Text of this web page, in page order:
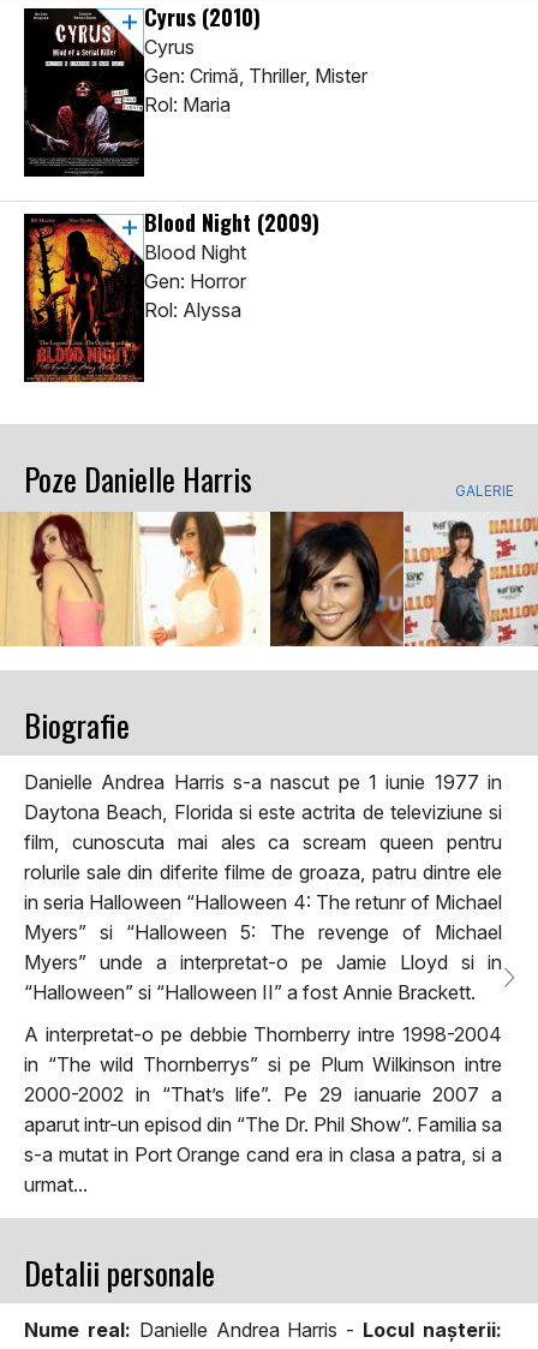
Cyrus (2010)
Cyrus
Gen: Crimă, Thriller, Mister
Rol: Maria
Blood Night (2009)
Blood Night
Gen: Horror
Rol: Alyssa
Poze Danielle Harris GALERIE
Biografie
Danielle Andrea Harris s-a nascut pe 1 iunie 1977 in
Daytona Beach, Florida si este actrita de televiziune si
film, cunoscuta mai ales ca scream queen pentru
rolurile sale din diferite filme de groaza, patru dintre ele
in seria Halloween “Halloween 4: The retunr of Michael
Myers” si “Halloween 5: The revenge of Michael
Myers” unde a interpretat-o pe Jamie Lloyd si in
“Halloween” si “Halloween II” a fost Annie Brackett.
A interpretat-o pe debbie Thornberry intre 1998-2004
in “The wild Thornberrys” si pe Plum Wilkinson intre
2000-2002 in “That’s life”. Pe 29 ianuarie 2007 a
aparut intr-un episod din “The Dr. Phil Show”. Familia sa
s-a mutat in Port Orange cand era in clasa a patra, si a
urmat...
Detalii personale
Nume real: Danielle Andrea Harris - Locul naşterii: